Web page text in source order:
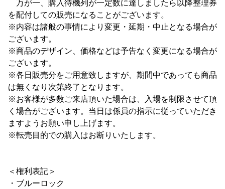
万が一、購入待機列が一定数に達しましたら以降整理券
を配付しての販売になることがございます。
※内容は諸般の事情により変更・延期・中止となる場合が
ございます。
※商品のデザイン、価格などは予告なく変更になる場合が
ございます。
※各日販売分をご用意致しますが、期間中であっても商品
は無くなり次第終了となります。
※お客様が多数ご来店頂いた場合は、入場を制限させて頂
く場合がございます。当日は係員の指示に従っていただき
ますようお願い申し上げます。
※転売目的での購入はお断りいたします。
＜権利表記＞
・ブルーロック